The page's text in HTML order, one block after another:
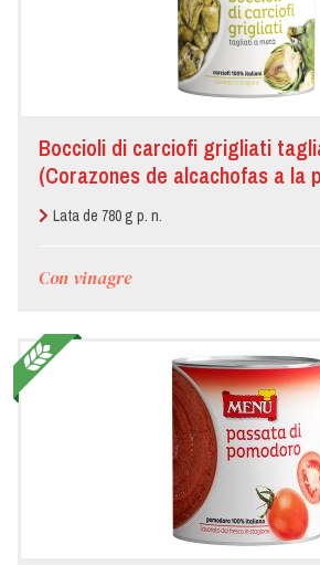
Boccioli di carciofi grigliati
(Corazones de alcachofas a la
Lata de 780 g p. n.
Con vinagre